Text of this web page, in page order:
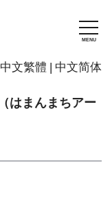
中文繁體 中文简体
（はまんまちアー